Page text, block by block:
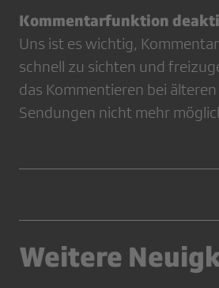
Kommentarfunktion
Uns ist es wichtig,
schnell zu sichten und
das Kommentieren bei
Sendungen nicht mehr
Weitere